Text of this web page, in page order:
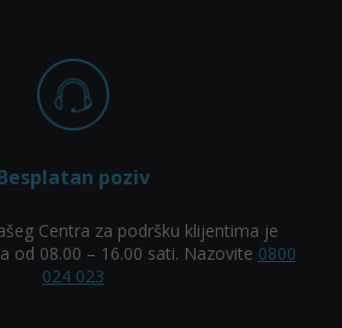
poziv
Centra za podršku klijentima je
od 08.00 – 16.00 sati. Nazovite 0800
024 023